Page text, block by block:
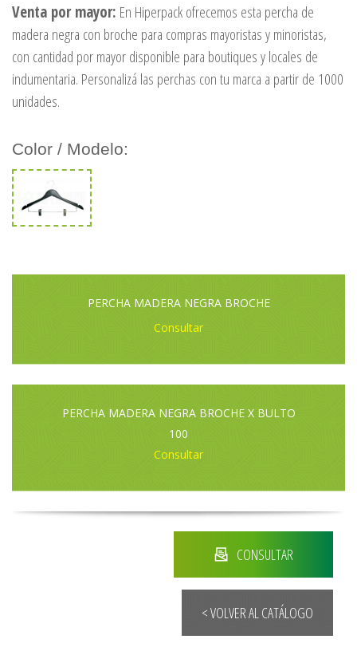
Venta por mayor: En Hiperpack ofrecemos esta percha de
madera negra con broche para compras mayoristas y minoristas,
con cantidad por mayor disponible para boutiques y locales de
indumentaria. Personalizá las perchas con tu marca a partir de 1000
unidades.
Color / Modelo:
PERCHA MADERA NEGRA BROCHE
Consultar
PERCHA MADERA NEGRA BROCHE X BULTO
100
Consultar
CONSULTAR
< VOLVER AL CATÁLOGO